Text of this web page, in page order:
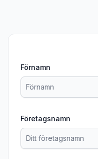
Förnamn
Företagsnamn